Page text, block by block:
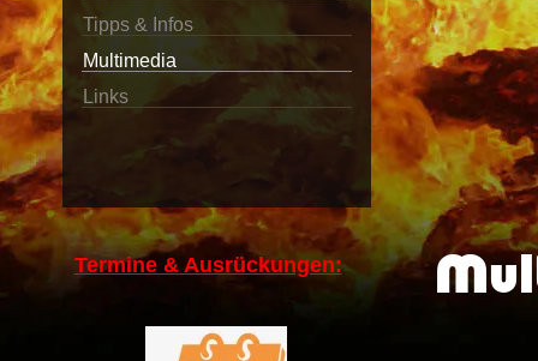
Tipps & Infos
Multimedia
Links
Termine & Ausrückungen: